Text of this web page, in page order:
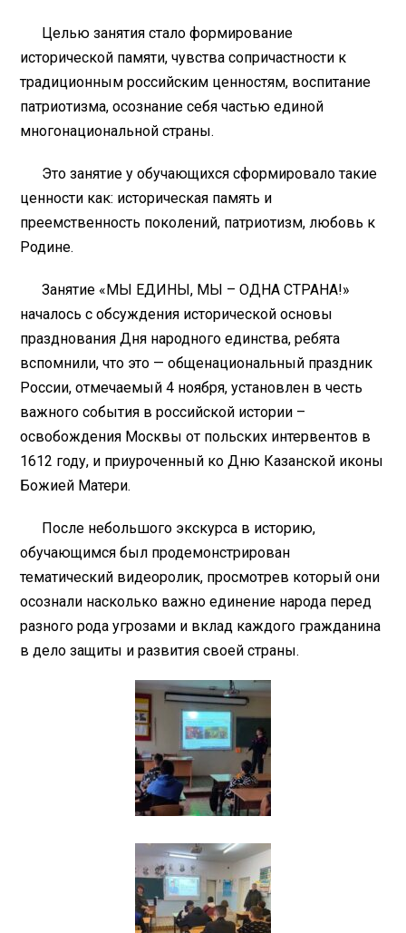
Целью занятия стало формирование
исторической памяти, чувства сопричастности к
традиционным российским ценностям, воспитание
патриотизма, осознание себя частью единой
многонациональной страны.
Это занятие у обучающихся сформировало такие
ценности как: историческая память и
преемственность поколений, патриотизм, любовь к
Родине.
Занятие «МЫ ЕДИНЫ, МЫ – ОДНА СТРАНА!»
началось с обсуждения исторической основы
празднования Дня народного единства, ребята
вспомнили, что это — общенациональный праздник
России, отмечаемый 4 ноября, установлен в честь
важного события в российской истории –
освобождения Москвы от польских интервентов в
1612 году, и приуроченный ко Дню Казанской иконы
Божией Матери.
После небольшого экскурса в историю,
обучающимся был продемонстрирован
тематический видеоролик, просмотрев который они
осознали насколько важно единение народа перед
разного рода угрозами и вклад каждого гражданина
в дело защиты и развития своей страны.